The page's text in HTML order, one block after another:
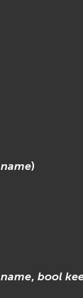
name)
name,bool